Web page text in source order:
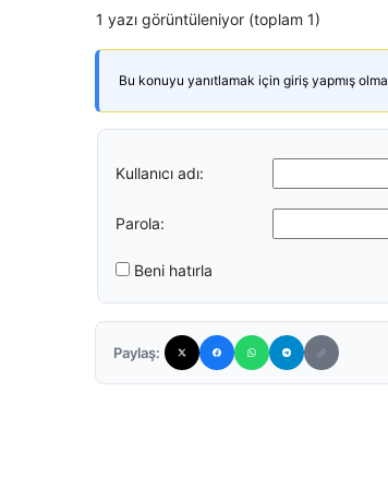
1 yazı görüntüleniyor (toplam 1)
Bu konuyu yanıtlamak için giriş yapmış
Kullanıcı adı:
Parola:
Beni hatırla
Paylaş: